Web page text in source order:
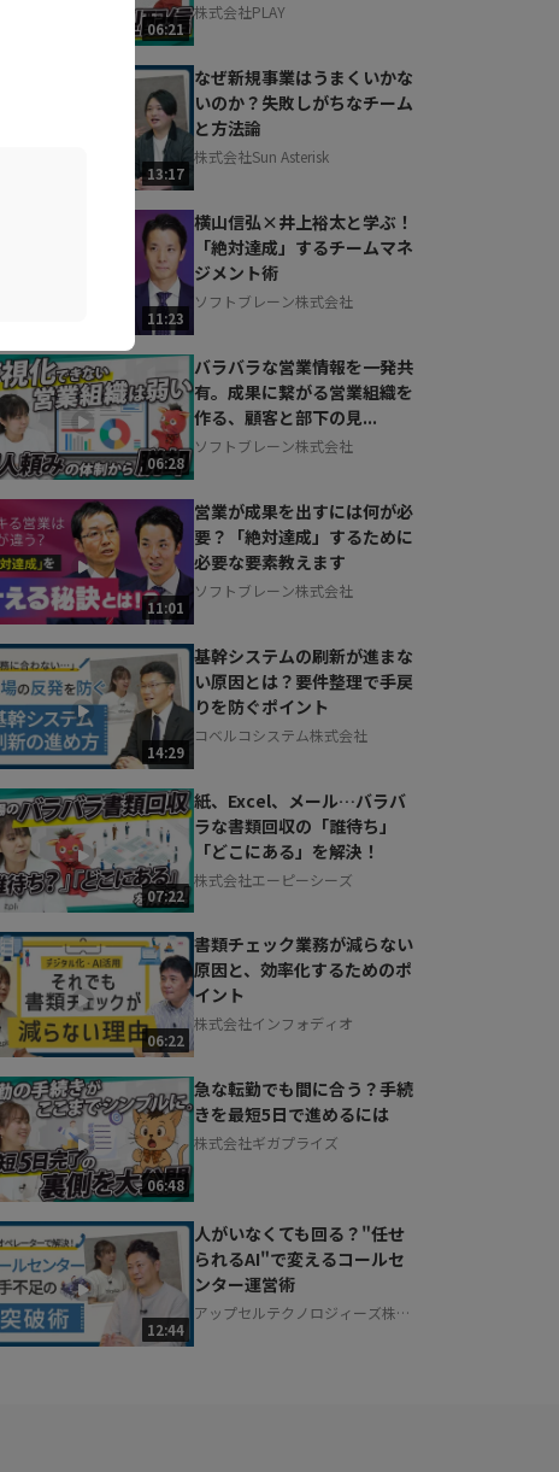
06:21
株式会社PLAY
13:17
なぜ新規事業はうまくいかな
いのか？失敗しがちなチーム
と方法論
株式会社Sun Asterisk
11:23
横山信弘×井上裕太と学ぶ！
「絶対達成」するチームマネ
ジメント術
ソフトブレーン株式会社
06:28
バラバラな営業情報を一発共
有。成果に繋がる営業組織を
作る、顧客と部下の見...
ソフトブレーン株式会社
11:01
営業が成果を出すには何が必
要？「絶対達成」するために
必要な要素教えます
ソフトブレーン株式会社
14:29
基幹システムの刷新が進まな
い原因とは？要件整理で手戻
りを防ぐポイント
コベルコシステム株式会社
07:22
紙、Excel、メール…バラバ
ラな書類回収の「誰待ち」
「どこにある」を解決！
株式会社エーピーシーズ
06:22
書類チェック業務が減らない
原因と、効率化するためのポ
イント
株式会社インフォディオ
06:48
急な転勤でも間に合う？手続
きを最短5日で進めるには
株式会社ギガプライズ
12:44
人がいなくても回る？"任せ
られるAI"で変えるコールセ
ンター運営術
アップセルテクノロジィーズ株式